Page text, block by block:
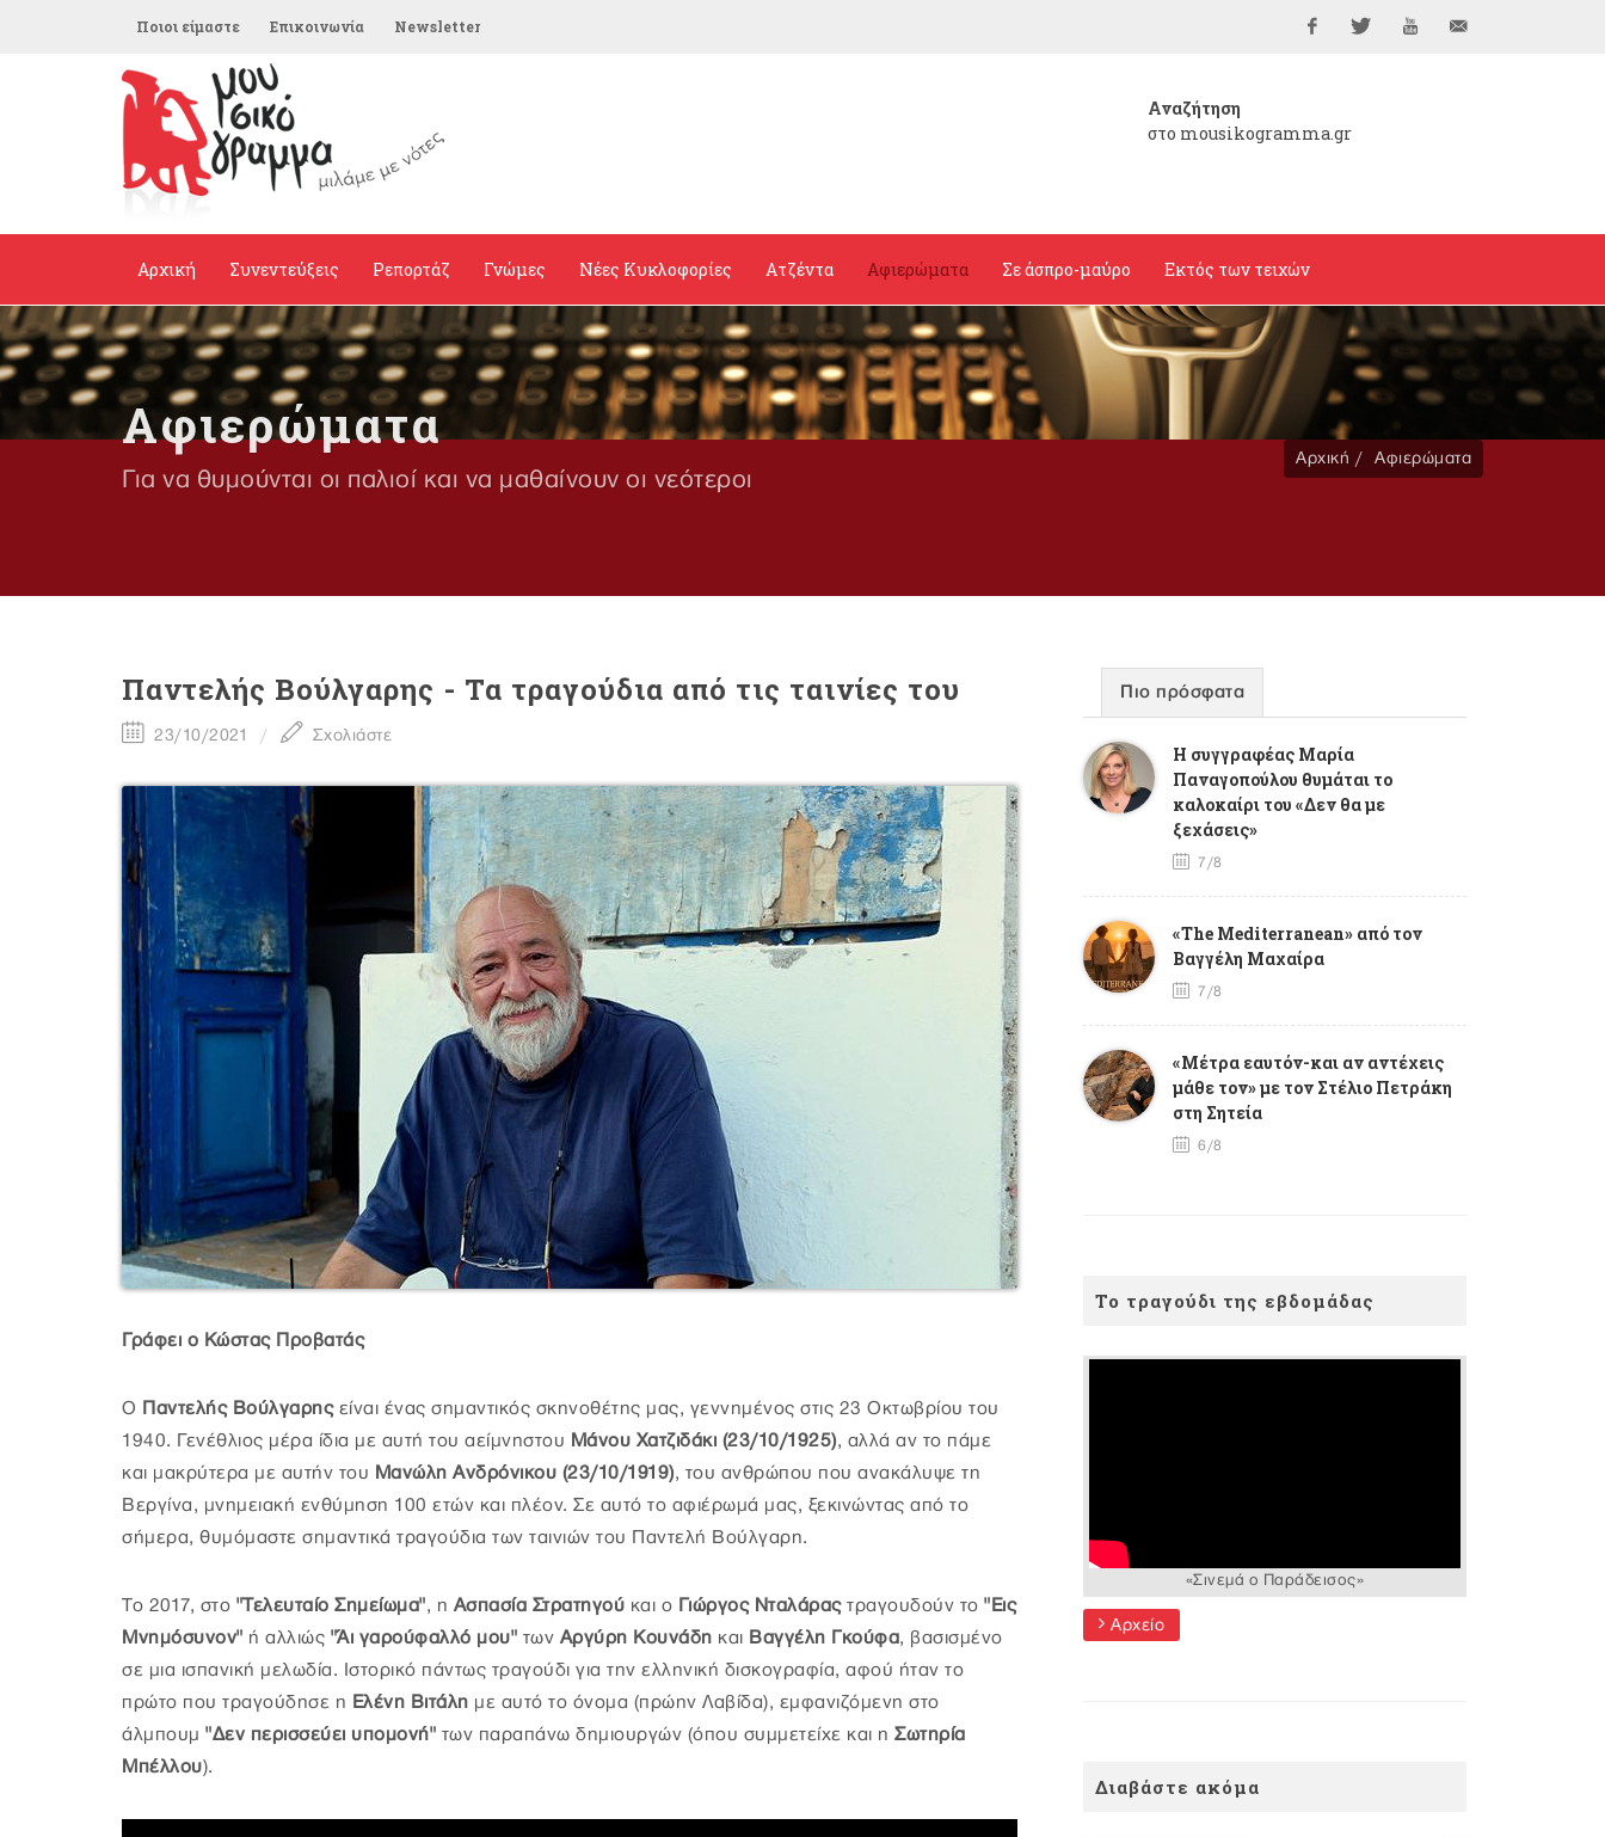
Ποιοι είμαστε Επικοινωνία Newsletter
Αναζήτηση
στο mousikogramma.gr
Αρχική Συνεντεύξεις Ρεπορτάζ Γνώμες Νέες Κυκλοφορίες Ατζέντα Αφιερώματα Σε άσπρο-μαύρο Εκτός των τειχών
Αφιερώματα
Για να θυμούνται οι παλιοί και να μαθαίνουν οι νεότεροι
Αρχική Αφιερώματα
Παντελής Βούλγαρης - Τα τραγούδια από τις ταινίες του
23/10/2021 Σχολιάστε
Γράφει ο Κώστας Προβατάς
Ο Παντελής Βούλγαρης είναι ένας σημαντικός σκηνοθέτης μας, γεννημένος στις 23 Οκτωβρίου του
1940. Γενέθλιος μέρα ίδια με αυτή του αείμνηστου Μάνου Χατζιδάκι (23/10/1925), αλλά αν το πάμε
και μακρύτερα με αυτήν του Μανώλη Ανδρόνικου (23/10/1919), του ανθρώπου που ανακάλυψε τη
Βεργίνα, μνημειακή ενθύμηση 100 ετών και πλέον. Σε αυτό το αφιέρωμά μας, ξεκινώντας από το
σήμερα, θυμόμαστε σημαντικά τραγούδια των ταινιών του Παντελή Βούλγαρη.
Το 2017, στο "Τελευταίο Σημείωμα", η Ασπασία Στρατηγού και ο Γιώργος Νταλάρας τραγουδούν το "Εις
Μνημόσυνον" ή αλλιώς "Άι γαρούφαλλό μου" των Αργύρη Κουνάδη και Βαγγέλη Γκούφα, βασισμένο
σε μια ισπανική μελωδία. Ιστορικό πάντως τραγούδι για την ελληνική δισκογραφία, αφού ήταν το
πρώτο που τραγούδησε η Ελένη Βιτάλη με αυτό το όνομα (πρώην Λαβίδα), εμφανιζόμενη στο
άλμπουμ "Δεν περισσεύει υπομονή" των παραπάνω δημιουργών (όπου συμμετείχε και η Σωτηρία
Μπέλλου).
Πιο πρόσφατα
Η συγγραφέας Μαρία
Παναγοπούλου θυμάται το
καλοκαίρι του «Δεν θα με
ξεχάσεις»
7/8
«The Mediterranean» από τον
Βαγγέλη Μαχαίρα
7/8
«Μέτρα εαυτόν-και αν αντέχεις
μάθε τον» με τον Στέλιο Πετράκη
στη Σητεία
6/8
Το τραγούδι της εβδομάδας
«Σινεμά ο Παράδεισος»
Αρχείο
Διαβάστε ακόμα